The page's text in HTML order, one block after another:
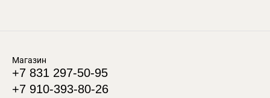
Магазин
+7 831 297-50-95
+7 910-393-80-26